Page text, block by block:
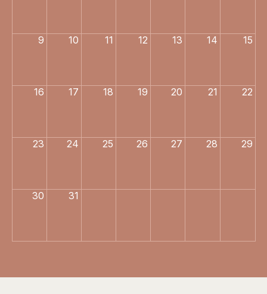
9 10 11 12 13 14 15
16 17 18 19 20 21 22
23 24 25 26 27 28 29
30 31